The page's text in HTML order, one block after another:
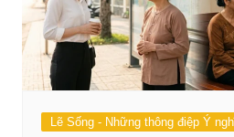
Lẽ Sống - Những thông điệp Ý